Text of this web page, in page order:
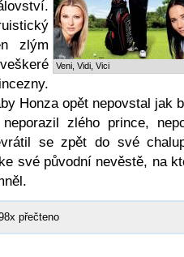
Veni, Vidi, Vici
zlým
Honza opět nepovstal jak
zlého prince,
se zpět do své
své původní nevěstě, na
přečteno